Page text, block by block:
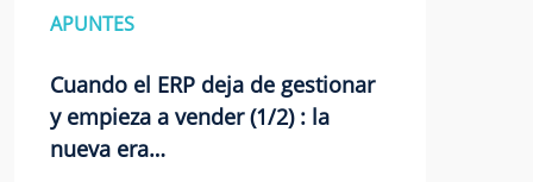
APUNTES
Cuando el ERP deja de gestionar
y empieza a vender (1/2) : la
nueva era…